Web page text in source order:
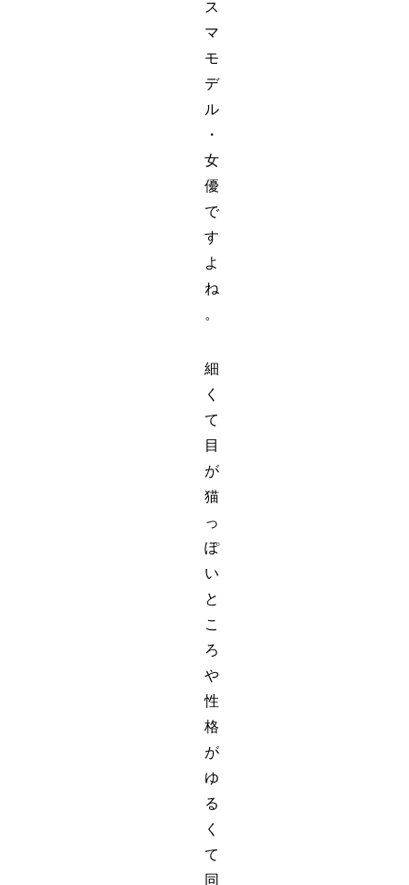
ス
マ
モ
デ
ル
・
女
優
で
す
よ
ね
。
細
く
て
目
が
猫
っ
ぽ
い
と
こ
ろ
や
性
格
が
ゆ
る
く
て
同